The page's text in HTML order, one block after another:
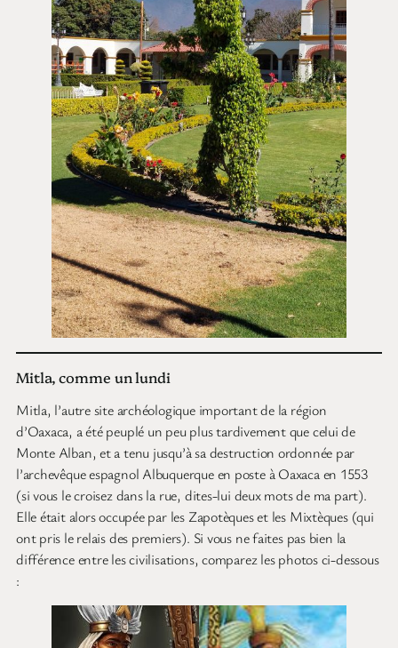
Mitla, comme un lundi
Mitla, l’autre site archéologique important de la région
d’Oaxaca, a été peuplé un peu plus tardivement que celui de
Monte Alban, et a tenu jusqu’à sa destruction ordonnée par
l’archevêque espagnol Albuquerque en poste à Oaxaca en 1553
(si vous le croisez dans la rue, dites-lui deux mots de ma part).
Elle était alors occupée par les Zapotèques et les Mixtèques (qui
ont pris le relais des premiers). Si vous ne faites pas bien la
différence entre les civilisations, comparez les photos ci-dessous
: